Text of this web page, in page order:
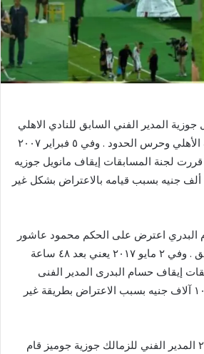
٢٠٠٧ مانويل جوزية المدير الفني السابق للنادي الاهلي
اعترض على حكم مباراة الأهلي وحرس الحدود . وفي ٥ فبراير ٢٠٠٧
فقط قررت لجنة المسابقات إيقاف مانويل جوزيه
أربع مباريات وتغريمه ٥٠ ألف جنيه بسبب قيامه بالاعتراض بشكل غير
٢٠١٧ حسام البدري اعترض على الحكم محمود عاشور
بانه بص له بشكل غير لائق . وفي ٢ مايو ٢٠١٧ يعني بعد ٤٨ ساعة
إيقاف حسام البدرى المدير الفنى
للأهلي مباراتين وغرامة ١٠ آلاف جنيه بسبب الاعتراض بطريقة غير
‏أما في في ١٧ يونيو ٢٠٢٤ المدير الفني للزمالك جوزية جوميز قام